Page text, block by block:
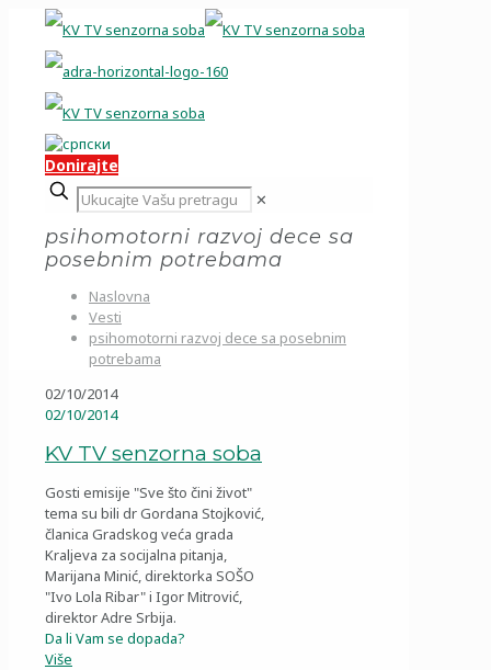
Donirajte
✕
psihomotorni razvoj dece sa
posebnim potrebama
Naslovna
Vesti
psihomotorni razvoj dece sa posebnim
potrebama
02/10/2014
02/10/2014
KV TV senzorna soba
Gosti emisije "Sve što čini život"
tema su bili dr Gordana Stojković,
članica Gradskog veća grada
Kraljeva za socijalna pitanja,
Marijana Minić, direktorka SOŠO
"Ivo Lola Ribar" i Igor Mitrović,
direktor Adre Srbija.
Da li Vam se dopada?
Više